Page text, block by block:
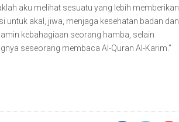
aku melihat sesuatu yang lebih memberikan
untuk akal, jiwa, menjaga kesehatan badan dan
kebahagiaan seorang hamba, selain
seseorang membaca Al-Quran Al-Karim.”